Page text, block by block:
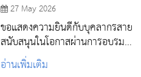
27 May 2026
ขอแสดงความยินดีกับบุคลากรสาย
สนับสนุนในโอกาสผ่านการอบรม
หลักสูตรGreen Office
อ่านเพิ่มเติม